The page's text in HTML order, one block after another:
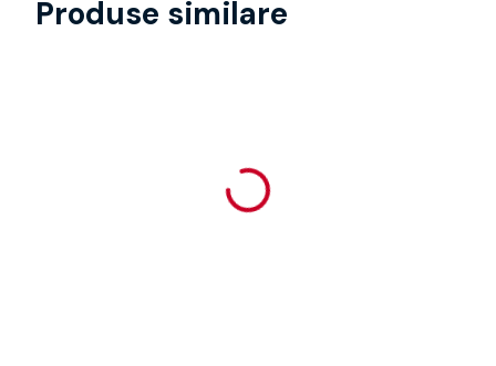
Produse similare